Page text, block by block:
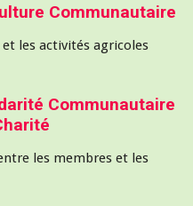
Communautaire
les activités agricoles
Communautaire
les membres et les